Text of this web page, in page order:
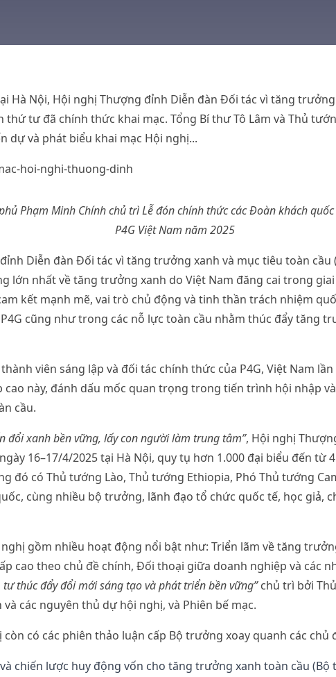
Hà Nội, Hội nghị Thượng đỉnh Diễn đàn Đối tác vì tăng
thứ tư đã chính thức khai mạc. Tổng Bí thư Tô Lâm và Thủ
dự và phát biểu khai mạc Hội nghị...
Phạm Minh Chính chủ trì Lễ đón chính thức các Đoàn khách
P4G Việt Nam năm 2025
Diễn đàn Đối tác vì tăng trưởng xanh và mục tiêu toàn cầu
lớn nhất về tăng trưởng xanh do Việt Nam đăng cai trong giai
kết mạnh mẽ, vai trò chủ động và tinh thần trách nhiệm
cũng như trong các nỗ lực toàn cầu nhằm thúc đẩy tăng
viên sáng lập và đối tác chính thức của P4G, Việt Nam
cao này, đánh dấu mốc quan trọng trong tiến trình hội nhập
cầu.
đổi xanh bền vững, lấy con người làm trung tâm”, Hội nghị
16–17/4/2025 tại Hà Nội, quy tụ hơn 1.000 đại biểu đến từ
đó có Thủ tướng Lào, Thủ tướng Ethiopia, Phó Thủ tướng
cùng nhiều bộ trưởng, lãnh đạo tổ chức quốc tế, học giả,
gồm nhiều hoạt động nổi bật như: Triển lãm về tăng
cao theo chủ đề chính, Đối thoại giữa doanh nghiệp và các
tư thúc đẩy đổi mới sáng tạo và phát triển bền vững”chủ trì bởi
và các nguyên thủ dự hội nghị, và Phiên bế mạc.
còn có các phiên thảo luận cấp Bộ trưởng xoay quanh các chủ
chiến lược huy động vốn cho tăng trưởng xanh toàn cầu (Bộ